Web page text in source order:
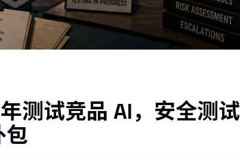
测试竞品 AI，安全测试
包